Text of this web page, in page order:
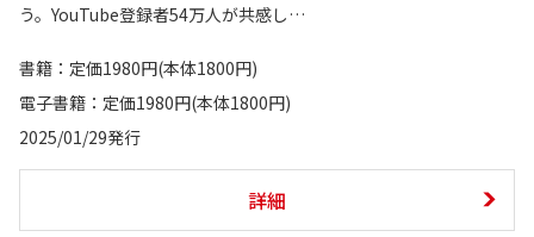
う。YouTube登録者54万人が共感し…
書籍：定価1980円(本体1800円)
電子書籍：定価1980円(本体1800円)
2025/01/29発行
詳細